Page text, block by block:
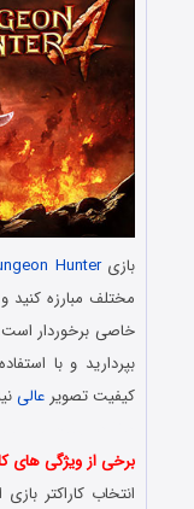
بازیHunter
مختلف مبارزه کنید
خاصی برخوردار
بپردارید و با
کیفیت تصویرعالی
برخی از ویژگی های